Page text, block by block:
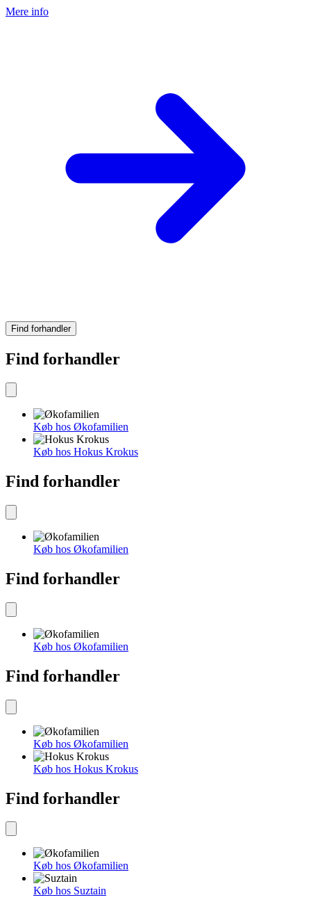
Mere info
Find forhandler
Find forhandler
Køb hos Økofamilien
Køb hos Hokus Krokus
Find forhandler
Køb hos Økofamilien
Find forhandler
Køb hos Økofamilien
Find forhandler
Køb hos Økofamilien
Køb hos Hokus Krokus
Find forhandler
Køb hos Økofamilien
Køb hos Suztain